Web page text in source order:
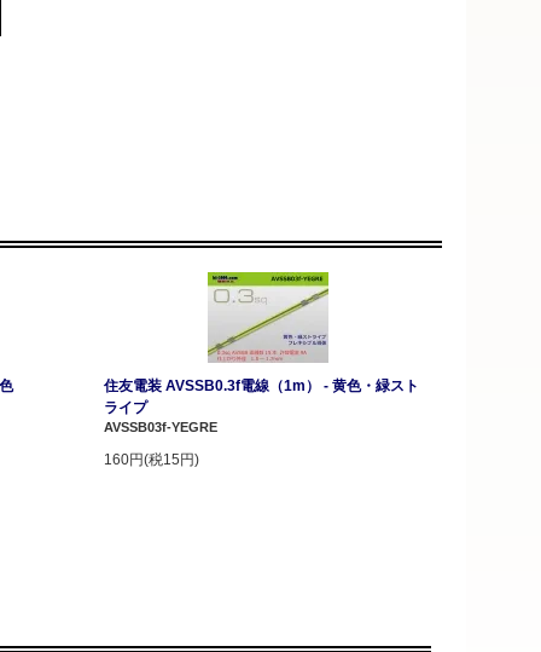
住友電装 AVSSB0.3f電線（1m） - 黄色・緑スト
ライプ
AVSSB03f-YEGRE
160円(税15円)